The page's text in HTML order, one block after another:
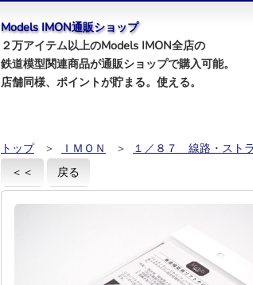
Models IMON通販ショップ
２万アイテム以上のModels IMON全店の
鉄道模型関連商品が通販ショップで購入可能。
店舗同様、ポイントが貯まる。使える。
トップ ＞ ＩＭＯＮ ＞ １／８７ 線路・スト
＜＜
戻る